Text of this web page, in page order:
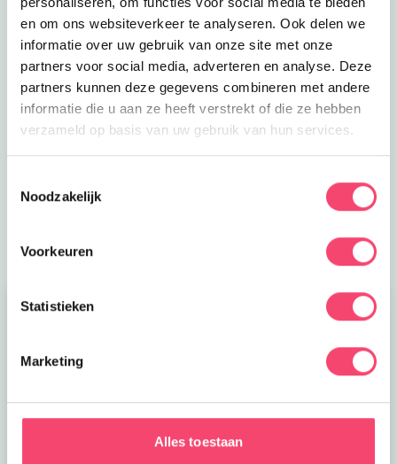
en om ons websiteverkeer te analyseren. Ook delen we
informatie over uw gebruik van onze site met onze
partners voor social media, adverteren en analyse. Deze
partners kunnen deze gegevens combineren met andere
informatie die u aan ze heeft verstrekt of die ze hebben
verzameld op basis van uw gebruik van hun services.
Noodzakelijk
Voorkeuren
Statistieken
Marketing
Alles toestaan
Een kidsproof Zomervakantie!
even alles uit wat er in zit in Haarlem e.o. Van
Kroon op de taart bij
Onze favoriete